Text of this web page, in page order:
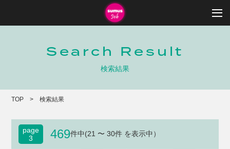
Search Result
検索結果
TOP 検索結果
page
3
469件中(21 〜 30件 を表示中）